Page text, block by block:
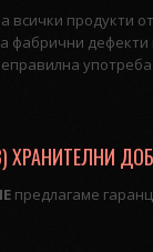
всички продукти
фабрични дефекти
ХРАНИТЕЛНИ
предлагаме